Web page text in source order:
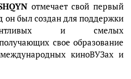
отмечает свой первый
он был создан для поддержки
и смелых
свое образование
киноВУЗах и